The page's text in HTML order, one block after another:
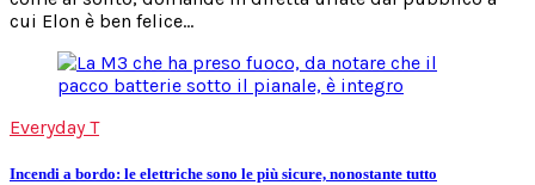
cui Elon è ben felice…
Everyday T
Incendi a bordo: le elettriche sono le più sicure, nonostante tutto